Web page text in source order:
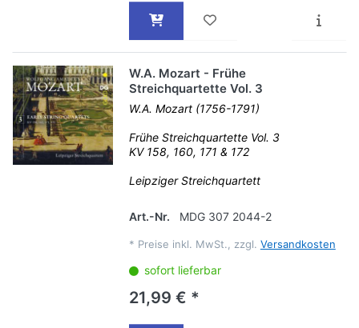
W.A. Mozart - Frühe
Streichquartette Vol. 3
W.A. Mozart (1756-1791)
Frühe Streichquartette Vol. 3
KV 158, 160, 171 & 172
Leipziger Streichquartett
Art.-Nr. MDG 307 2044-2
* Preise inkl. MwSt., zzgl. Versandkosten
sofort lieferbar
21,99 € *